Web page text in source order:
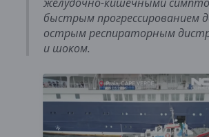
желудочно-кишечными
быстрым прогрессированием
острым респираторным
и шоком.